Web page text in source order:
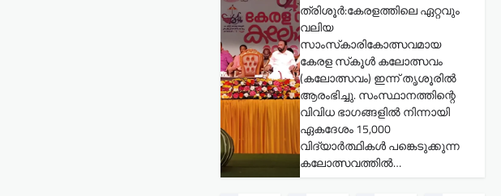
ത്രിശൂർ:കേരളത്തിലെ ഏറ്റവും
വലിയ
സാംസ്‌കാരികോത്സവമായ
കേരള സ്‌കൂൾ കലോത്സവം
(കലോത്സവം) ഇന്ന് തൃശൂരിൽ
ആരംഭിച്ചു. സംസ്ഥാനത്തിന്റെ
വിവിധ ഭാഗങ്ങളിൽ നിന്നായി
ഏകദേശം 15,000
വിദ്യാർത്ഥികൾ പങ്കെടുക്കുന്ന
കലോത്സവത്തിൽ…